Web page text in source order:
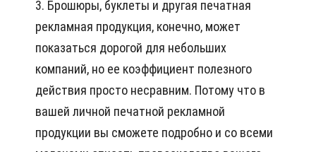
3. Брошюры, буклеты и другая печатная
рекламная продукция, конечно, может
показаться дорогой для небольших
компаний, но ее коэффициент полезного
действия просто несравним. Потому что в
вашей личной печатной рекламной
продукции вы сможете подробно и со всеми